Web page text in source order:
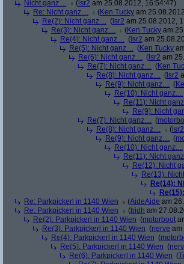
Nicht ganz.... ( lsr2 am 25.08.2012, 16:54:47)
Re: Nicht ganz....
(Ken Tucky am
Re(2): Nicht ganz.... ( lsr2 am 25.08.2012,
Re(3): Nicht ganz....
(Ken Tucky am
Re(4): Nicht ganz.... ( lsr2 am
Re(5): Nicht ganz.... (Ken Tucky
Re(6): Nicht ganz.... ( lsr2 am
Re(7): Nicht ganz.... (Ken
Re(8): Nicht ganz.... ( lsr2
Re(9): Nicht ganz.... (
Re(10): Nicht ganz....
Re(11): Nicht
Re(9): Nicht
Re(7): Nicht ganz.... (
Re(8): Nicht ganz....
( lsr2
Re(9): Nicht ganz.... (
Re(10): Nicht ganz....
Re(11): Nicht
Re(12): Nicht
Re(13):
Re(14):
Re: Parkpickerl in 1140 Wien
(AideAide am
Re: Parkpickerl in 1140 Wien
(tridh am
Re(2): Parkpickerl in 1140 Wien (motorboot
Re(3): Parkpickerl in 1140 Wien (nerve am
Re(4): Parkpickerl in 1140 Wien (
Re(5): Parkpickerl in 1140 Wien (
Re(6): Parkpickerl in 1140 Wien (